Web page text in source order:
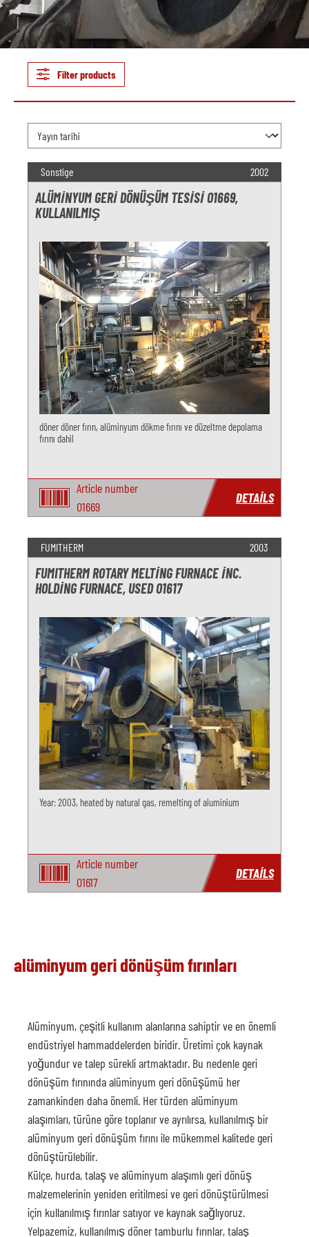
Filter products
Sonstige 2002
ALÜMINYUM GERI DÖNÜŞÜM TESISI O1669,
KULLANILMIŞ
döner döner fırın, alüminyum dökme fırını ve düzeltme depolama
fırını dahil
Article number
O1669
DETAILS
FUMITHERM 2003
FUMITHERM ROTARY MELTING FURNACE INC.
HOLDING FURNACE, USED O1617
Year: 2003, heated by natural gas, remelting of aluminium
Article number
O1617
DETAILS
alüminyum geri dönüşüm fırınları
Alüminyum, çeşitli kullanım alanlarına sahiptir ve en önemli
endüstriyel hammaddelerden biridir. Üretimi çok kaynak
yoğundur ve talep sürekli artmaktadır. Bu nedenle geri
dönüşüm fırınında alüminyum geri dönüşümü her
zamankinden daha önemli. Her türden alüminyum
alaşımları, türüne göre toplanır ve ayrılırsa, kullanılmış bir
alüminyum geri dönüşüm fırını ile mükemmel kalitede geri
dönüştürülebilir.
Külçe, hurda, talaş ve alüminyum alaşımlı geri dönüş
malzemelerinin yeniden eritilmesi ve geri dönüştürülmesi
için kullanılmış fırınlar satıyor ve kaynak sağlıyoruz.
Yelpazemiz, kullanılmış döner tamburlu fırınlar, talaş